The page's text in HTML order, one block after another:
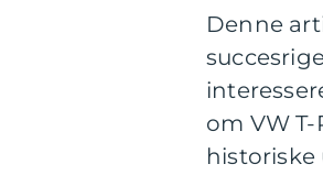
Denne
om VW